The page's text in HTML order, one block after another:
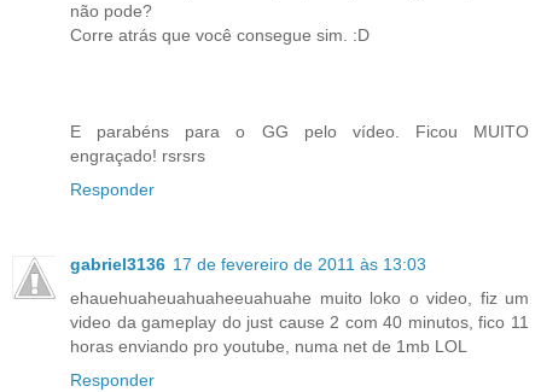
não pode?
Corre atrás que você consegue sim. :D
E parabéns para o GG pelo vídeo. Ficou MUITO
engraçado! rsrsrs
Responder
gabriel3136 17 de fevereiro de 2011 às 13:03
ehauehuaheuahuaheeuahuahe muito loko o video, fiz um
video da gameplay do just cause 2 com 40 minutos, fico 11
horas enviando pro youtube, numa net de 1mb LOL
Responder